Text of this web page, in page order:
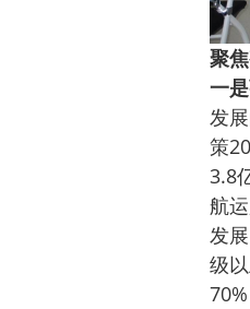
聚
一
发
策
3.8
航
发
级